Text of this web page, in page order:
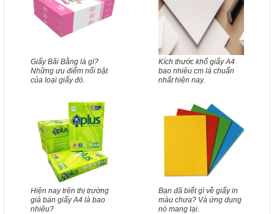
Giấy Bãi Bằng là gì?
Những ưu điểm nổi bật
của loại giấy đó.
Kích thước khổ giấy A4
bao nhiêu cm là chuẩn
nhất hiện nay.
Hiện nay trên thị trường
giá bán giấy A4 là bao
nhiêu?
Bạn đã biết gì về giấy in
màu chưa? Và ứng dụng
nó mang lại.